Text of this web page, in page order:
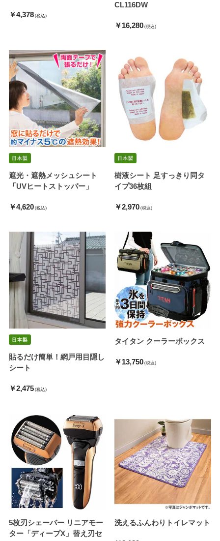
￥4,378 (税込)
CL116DW
￥16,280 (税込)
遮光・遮熱メッシュシート
「UVヒートストッパー」
￥4,620 (税込)
樹液シート 足すっきり同タ
イプ36枚組
￥2,970 (税込)
貼るだけ簡単！網戸用目隠し
シート
￥2,475 (税込)
タイタン クーラーボックス
￥13,750 (税込)
5枚刃シェーバー リニアモー
ター「ディープX」替え刃セ
洗えるふんわりトイレマット